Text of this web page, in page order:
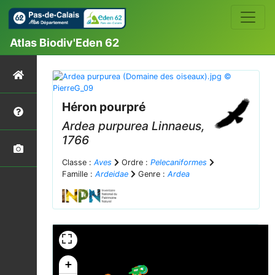
Atlas Biodiv'Eden 62
Héron pourpré
Ardea purpurea Linnaeus,
1766
Classe : Aves Ordre : Pelecaniformes
Famille : Ardeidae Genre : Ardea
+